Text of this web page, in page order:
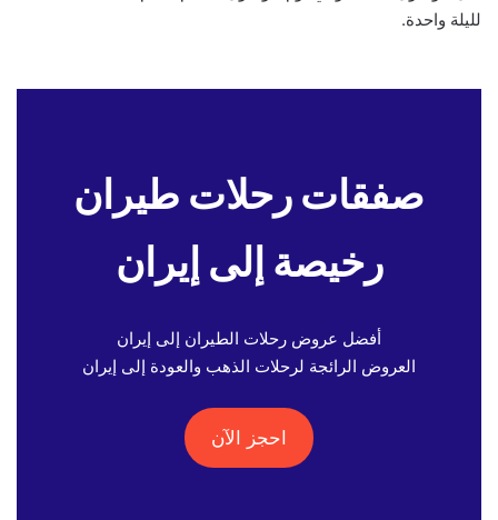
لليلة واحدة.
صفقات رحلات طيران
رخيصة إلى إيران
أفضل عروض رحلات الطيران إلى إيران
العروض الرائجة لرحلات الذهب والعودة إلى إيران
احجز الآن